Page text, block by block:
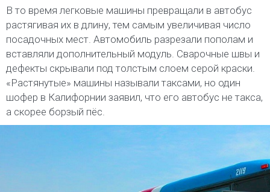
В то время легковые машины превращали в автобус
растягивая их в длину, тем самым увеличивая число
посадочных мест. Автомобиль разрезали пополам и
вставляли дополнительный модуль. Сварочные швы и
дефекты скрывали под толстым слоем серой краски.
«Растянутые» машины называли таксами, но один
шофер в Калифорнии заявил, что его автобус не такса,
а скорее борзый пёс.